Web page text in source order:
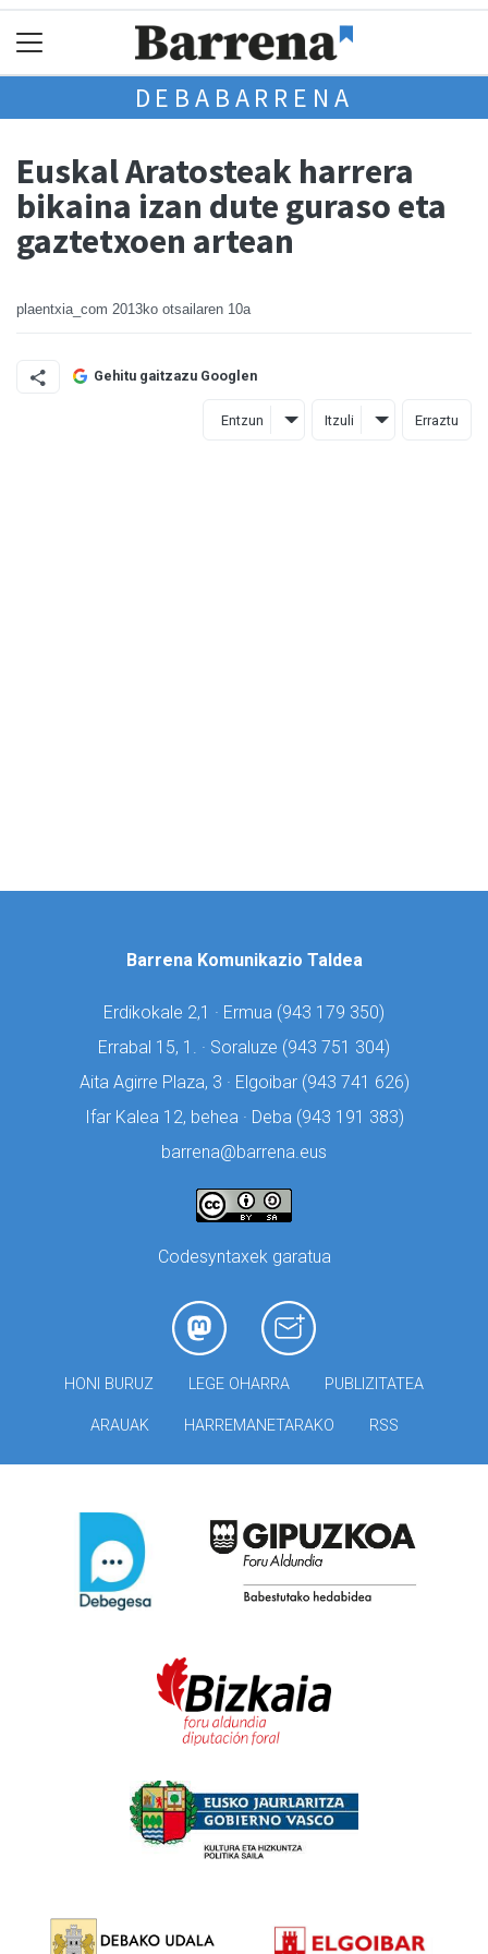
DEBABARRENA
Euskal Aratosteak harrera
bikaina izan dute guraso eta
gaztetxoen artean
plaentxia_com 2013ko otsailaren 10a
Gehitu gaitzazu Googlen
Entzun Itzuli Erraztu
Barrena Komunikazio Taldea
Erdikokale 2,1 · Ermua (943 179 350)
Errabal 15, 1. · Soraluze (943 751 304)
Aita Agirre Plaza, 3 · Elgoibar (943 741 626)
Ifar Kalea 12, behea · Deba (943 191 383)
barrena@barrena.eus
Codesyntaxek garatua
HONI BURUZ LEGE OHARRA PUBLIZITATEA
ARAUAK HARREMANETARAKO RSS